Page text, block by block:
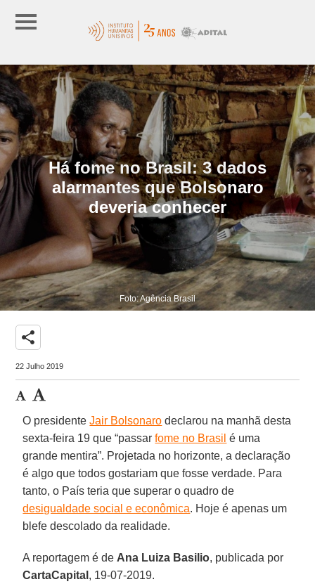
Há fome no Brasil: 3 dados
alarmantes que Bolsonaro
deveria conhecer
Foto: Agência Brasil
share
22 Julho 2019
O presidenteJair Bolsonaro declarou na manhã desta
sexta-feira 19 que “passarfome no Brasil é uma
grande mentira”. Projetada no horizonte, a declaração
é algo que todos gostariam que fosse verdade. Para
tanto, o País teria que superar o quadro de
desigualdade social e econômica. Hoje é apenas um
blefe descolado da realidade.
A reportagem é de Ana Luiza Basilio, publicada por
CartaCapital , 19-07-2019.